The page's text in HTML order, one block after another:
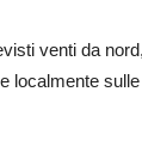
venti da nord,
localmente